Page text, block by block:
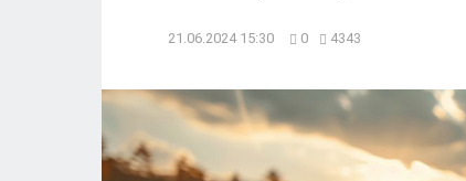
21.06.2024 15:30 0 4343